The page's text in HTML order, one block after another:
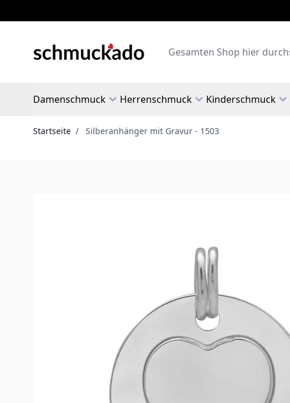
Search
Damenschmuck Herrenschmuck Kinderschmuck
Startseite / Silberanhänger mit Gravur - 1503